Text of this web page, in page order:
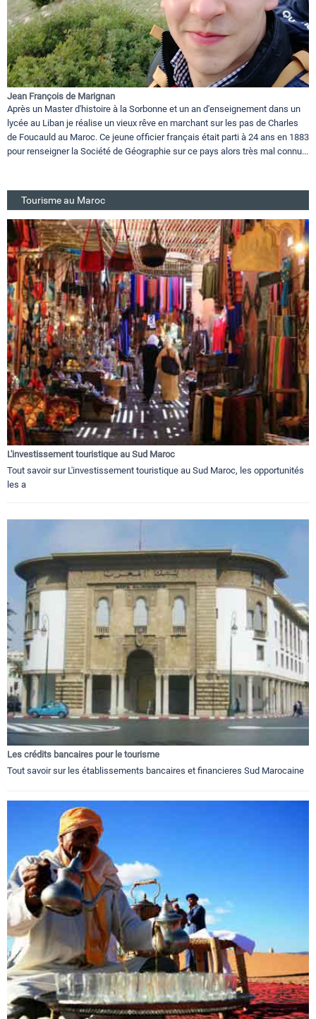
Jean François de Marignan
Après un Master d'histoire à la Sorbonne et un an d'enseignement dans un
lycée au Liban je réalise un vieux rêve en marchant sur les pas de Charles
de Foucauld au Maroc. Ce jeune officier français était parti à 24 ans en 1883
pour renseigner la Société de Géographie sur ce pays alors très mal connu...
Tourisme au Maroc
L'investissement touristique au Sud Maroc
Tout savoir sur L'investissement touristique au Sud Maroc, les opportunités
les a
Les crédits bancaires pour le tourisme
Tout savoir sur les établissements bancaires et financieres Sud Marocaine